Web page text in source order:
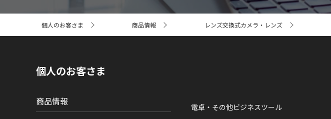
ト
個人のお客さま 商品情報 レンズ交換式カメラ・レンズ
個人のお客さま
商品情報 電卓・その他ビジネスツール